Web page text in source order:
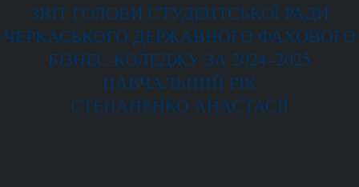
ЗВІТ ГОЛОВИ СТУДЕНТСЬКОЇ РАДИ
ЧЕРКАСЬКОГО ДЕРЖАВНОГО ФАХОВОГО
БІЗНЕС-КОЛЕДЖУ ЗА 2024–2025
НАВЧАЛЬНИЙ РІК
СТЕПАНЕНКО АНАСТАСІЇ